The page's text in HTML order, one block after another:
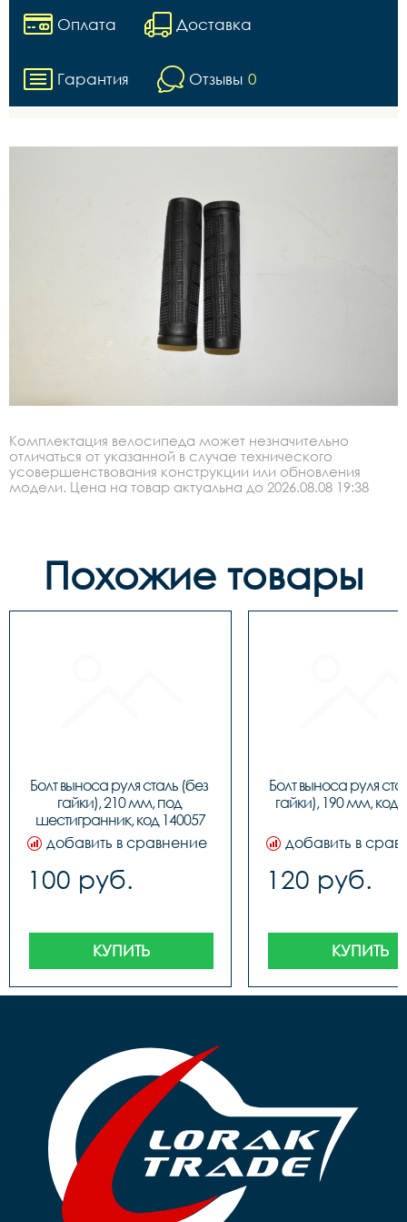
Оплата Доставка
Гарантия Отзывы 0
Комплектация велосипеда может незначительно
отличаться от указанной в случае технического
усовершенствования конструкции или обновления
модели. Цена на товар актуальна до 2026.08.08 19:38
Похожие товары
Болт выноса руля сталь (без
гайки), 210 мм, под
шестигранник, код 140057
добавить в сравнение
100 руб.
КУПИТЬ
Болт выноса руля
гайки), 190 мм, код
добавить в
120 руб.
КУПИТЬ